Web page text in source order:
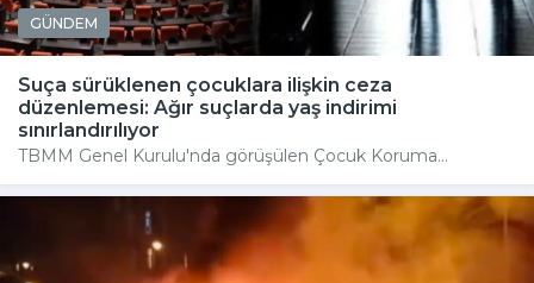
GÜNDEM
Suça sürüklenen çocuklara ilişkin ceza
düzenlemesi: Ağır suçlarda yaş indirimi
sınırlandırılıyor
TBMM Genel Kurulu'nda görüşülen Çocuk Koruma...